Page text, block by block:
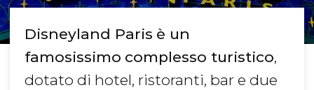
Disneyland Paris è un
famosissimo complesso turistico,
dotato di hotel, ristoranti​, bar e due